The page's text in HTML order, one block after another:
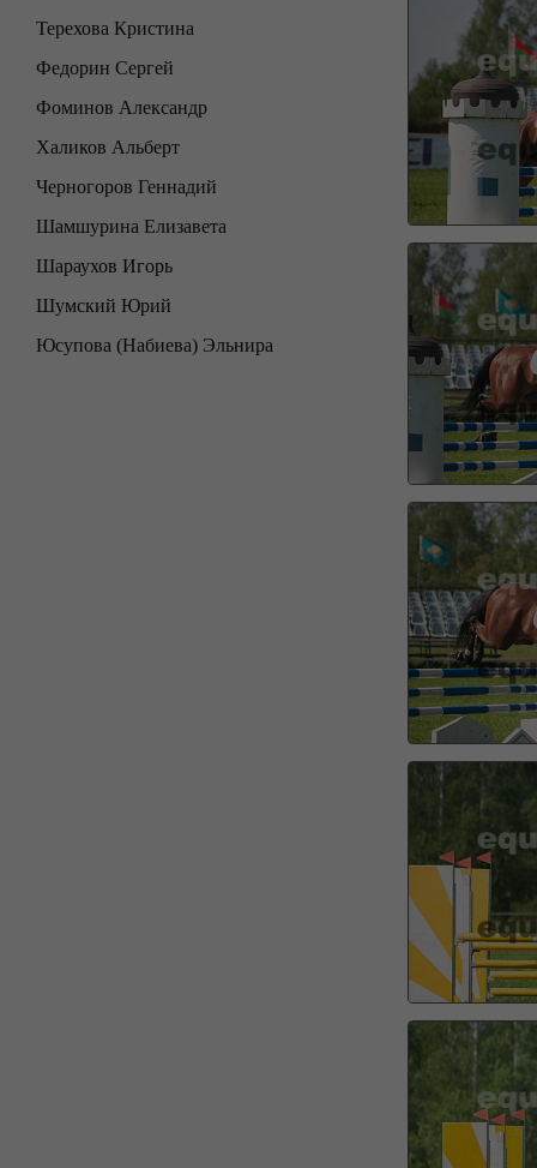
Терехова Кристина
Федорин Сергей
Фоминов Александр
Халиков Альберт
Черногоров Геннадий
Шамшурина Елизавета
Шараухов Игорь
Шумский Юрий
Юсупова (Набиева) Эльнира